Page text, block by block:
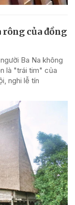
của đồng
Ba Na không
là "trái tim" của
nghi lễ tín